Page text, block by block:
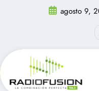
agosto 9,